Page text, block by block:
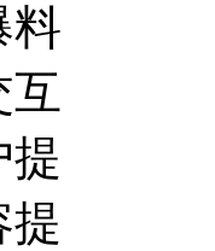
料
互
提
提